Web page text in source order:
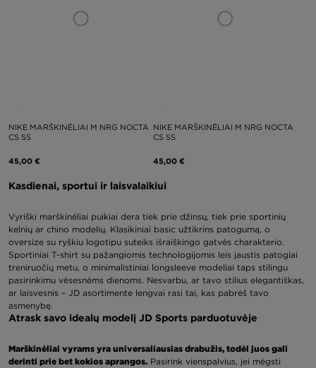
NIKE MARŠKINĖLIAI M NRG NOCTA
CS SS
45,00 €
NIKE MARŠKINĖLIAI M NRG NOCTA
CS SS
45,00 €
Kasdienai, sportui ir laisvalaikiui
Vyriški marškinėliai puikiai dera tiek prie džinsų, tiek prie sportinių
kelnių ar chino modelių. Klasikiniai basic užtikrins patogumą, o
oversize su ryškiu logotipu suteiks išraiškingo gatvės charakterio.
Sportiniai T-shirt su pažangiomis technologijomis leis jaustis patogiai
treniruočių metu, o minimalistiniai longsleeve modeliai taps stilingu
pasirinkimu vėsesnėms dienoms. Nesvarbu, ar tavo stilius elegantiškas,
ar laisvesnis – JD asortimente lengvai rasi tai, kas pabrėš tavo
asmenybę.
Atrask savo idealų modelį JD Sports parduotuvėje
Marškinėliai vyrams yra universaliausias drabužis, todėl juos gali
derinti prie bet kokios aprangos. Pasirink vienspalvius, jei mėgsti